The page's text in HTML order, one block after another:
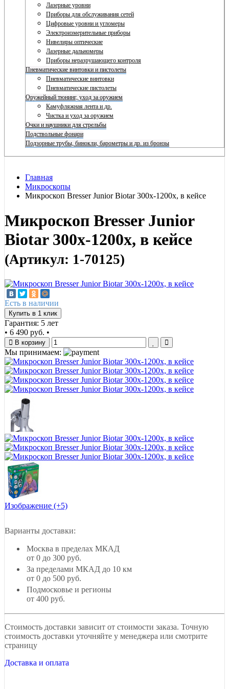
Лазерные уровни
Приборы для обслуживания сетей
Цифровые уровни и угломеры
Электроизмерительные приборы
Нивелиры оптические
Лазерные дальномеры
Приборы неразрушающего контроля
Пневматические винтовки и пистолеты
Пневматические винтовки
Пневматические пистолеты
Оружейный тюнинг, уход за оружием
Камуфляжная лента и др.
Чистка и уход за оружием
Очки и наушники для стрельбы
Подствольные фонари
Подзорные трубы, бинокли, барометры и др. из бронзы
Главная
Микроскопы
Микроскоп Bresser Junior Biotar 300x-1200x, в кейсе
Микроскоп Bresser Junior
Biotar 300x-1200x, в кейсе
(Артикул: 1-70125)
Есть в наличии
Купить в 1 клик
Гарантия: 5 лет
• 6 490 руб. •
В корзину
Мы принимаем:
Изображение (+5)
Варианты доставки:
Москва в пределах МКАД
от 0 до 300 руб.
За пределами МКАД до 10 км
от 0 до 500 руб.
Подмосковье и регионы
от 400 руб.
Стоимость доставки зависит от стоимости заказа. Точную
стоимость доставки уточняйте у менеджера или смотрите
страницу
Доставка и оплата